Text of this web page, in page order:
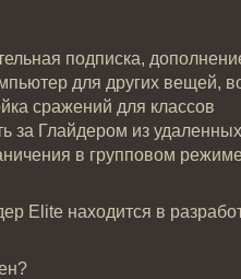
подписка,
для других вещей,
сражений для классов
за Глайдером из
в групповом
Elite находится в